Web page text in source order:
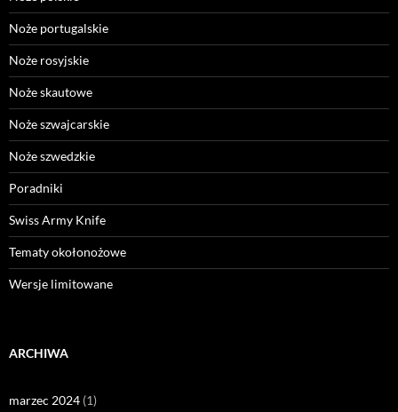
Noże portugalskie
Noże rosyjskie
Noże skautowe
Noże szwajcarskie
Noże szwedzkie
Poradniki
Swiss Army Knife
Tematy okołonożowe
Wersje limitowane
ARCHIWA
marzec 2024 (1)